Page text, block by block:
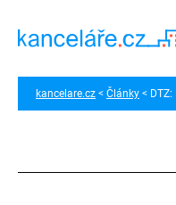
kancelare.cz Články